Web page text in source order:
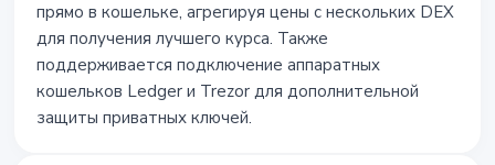
прямо в кошельке, агрегируя цены с нескольких DEX
для получения лучшего курса. Также
поддерживается подключение аппаратных
кошельков Ledger и Trezor для дополнительной
защиты приватных ключей.